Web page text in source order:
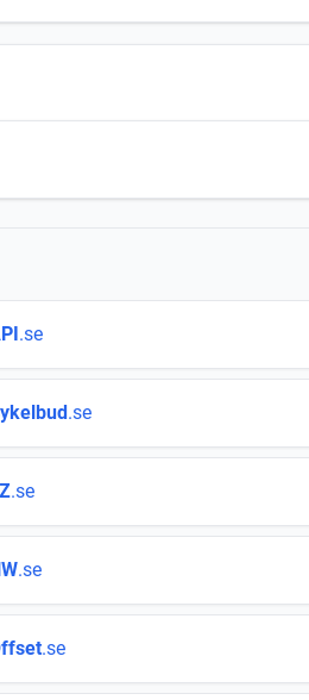
.se
.se
.se
.se
.se